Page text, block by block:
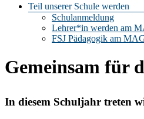
Teil unserer Schule werden
Schulanmeldung
Lehrer*in werden am
FSJ Pädagogik am
Gemeinsam für
In diesem Schuljahr treten